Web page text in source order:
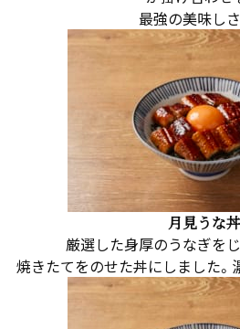
最強の美味し
月見うな丼
厳選した身厚のうなぎを
焼きたてをのせた丼にしました。